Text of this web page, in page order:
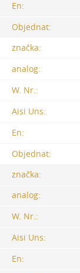
En:
Objednat:
značka:
analog:
W. Nr.:
Aisi Uns:
En:
Objednat:
značka:
analog:
W. Nr.:
Aisi Uns:
En: